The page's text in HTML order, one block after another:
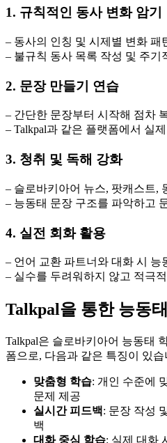
1. 규칙적인 동사 변화 암기
– 동사의 인칭 및 시제별 변화 패
– 불규칙 동사 목록 작성 및 주기
2. 문장 만들기 연습
– 간단한 문장부터 시작해 점차
– Talkpal과 같은 플랫폼에서 실
3. 청취 및 독해 강화
– 슬로바키아어 뉴스, 팟캐스트,
– 능동태 문장 구조를 파악하고
4. 실전 회화 활용
– 언어 교환 파트너와 대화 시 능
– 실수를 두려워하지 않고 적극
Talkpal을 통한 능동
Talkpal은 슬로바키아어 능동태
폼으로, 다음과 같은 특징이 있습
맞춤형 학습: 개인 수준에
문제 제공
실시간 피드백: 문장 작성
백
대화 중심 학습: 실제 대화